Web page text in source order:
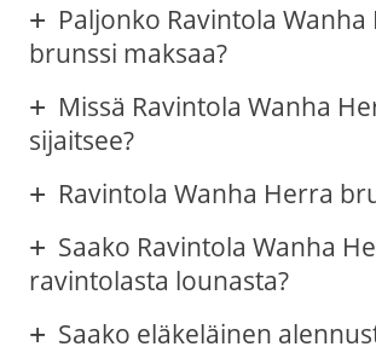
Paljonko Ravintola
brunssi maksaa?
Missä Ravintola Wanha
sijaitsee?
Ravintola Wanha Herra
Saako Ravintola Wanha
ravintolasta lounasta?
Saako eläkeläinen